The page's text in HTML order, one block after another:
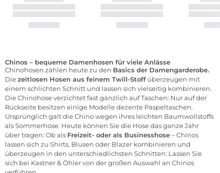
Chinos – bequeme Damenhosen für viele Anlässe
Chinohosen zählen heute zu den Basics der Damengarderobe.
Diezeitlosen Hosen aus feinem Twill-Stoff überzeugen mit
einem schlichten Schnitt und lassen sich vielseitig kombinieren.
Die Chinohose verzichtet fast gänzlich auf Taschen: Nur auf der
Rückseite besitzen einige Modelle dezente Paspeltaschen.
Ursprünglich galt die Chino wegen ihres leichten Baumwollstoffs
als Sommerhose. Heute können Sie die Hose das ganze Jahr
über tragen: Ob als Freizeit- oder als Businesshose– Chinos
lassen sich zu Shirts, Blusen oder Blazer kombinieren und
überzeugen in den unterschiedlichsten Schnitten: Lassen Sie
sich bei Kastner & Öhler von der großen Auswahl an Chinos